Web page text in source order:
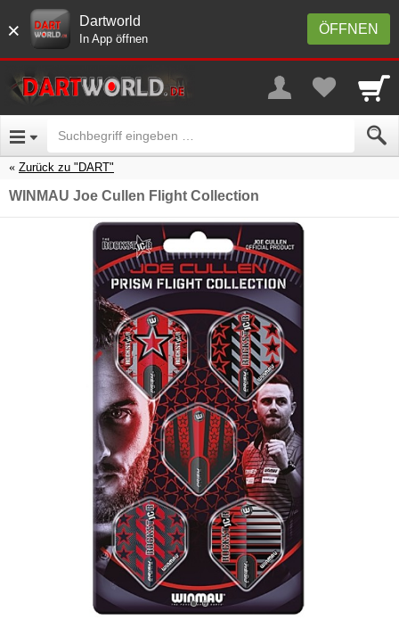
× ÖFFNEN
Dartworld
In App öffnen
Zurück zu "DART"
WINMAU Joe Cullen Flight Collection